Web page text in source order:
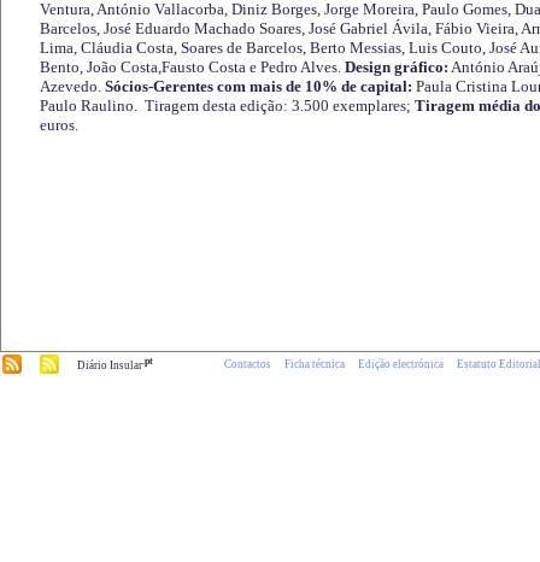
Ventura, António Vallacorba, Diniz Borges, Jorge Moreira, Paulo Gomes,
Barcelos, José Eduardo Machado Soares, José Gabriel Ávila, Fábio Vieira,
Lima, Cláudia Costa, Soares de Barcelos, Berto Messias, Luis Couto, José
Bento, João Costa,Fausto Costa e Pedro Alves. Design gráfico: António
Azevedo. Sócios-Gerentes com mais de 10% de capital: Paula Cristina
Paulo Raulino. Tiragem desta edição: 3.500 exemplares; Tiragem média
euros.
Diário Insular.pt Contactos Ficha técnica Edição electrónica Estatuto Editorial